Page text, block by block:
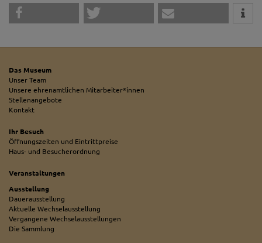
Das Museum
Unser Team
Unsere ehrenamtlichen Mitarbeiter*innen
Stellenangebote
Kontakt
Ihr Besuch
Öffnungszeiten und Eintrittpreise
Haus- und Besucherordnung
Veranstaltungen
Ausstellung
Dauerausstellung
Aktuelle Wechselausstellung
Vergangene Wechselausstellungen
Die Sammlung